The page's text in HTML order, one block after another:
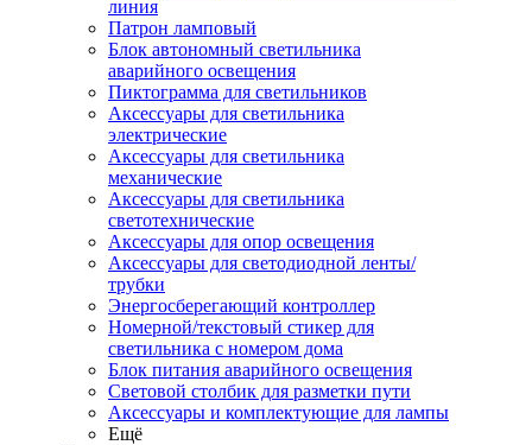
линия
Патрон ламповый
Блок автономный светильника
аварийного освещения
Пиктограмма для светильников
Аксессуары для светильника
электрические
Аксессуары для светильника
механические
Аксессуары для светильника
светотехнические
Аксессуары для опор освещения
Аксессуары для светодиодной ленты/
трубки
Энергосберегающий контроллер
Номерной/текстовый стикер для
светильника с номером дома
Блок питания аварийного освещения
Световой столбик для разметки пути
Аксессуары и комплектующие для лампы
Ещё